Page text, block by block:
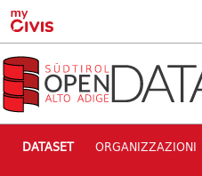
Skip to main content
DATASET ORGANIZZAZIONI